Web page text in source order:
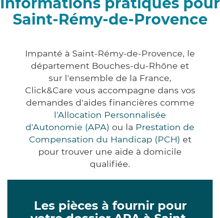
Saint-Rémy-de-Provence
Impanté à Saint-Rémy-de-Provence, le
département Bouches-du-Rhône et
sur l'ensemble de la France,
Click&Care vous accompagne dans vos
demandes d'aides financières comme
l'Allocation Personnalisée
d'Autonomie (APA) ou la Prestation de
Compensation du Handicap (PCH) et
pour trouver une aide à domicile
qualifiée.
Les pièces à fournir pour